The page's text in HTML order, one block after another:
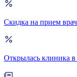
Скидка на прием
Открылась клиника